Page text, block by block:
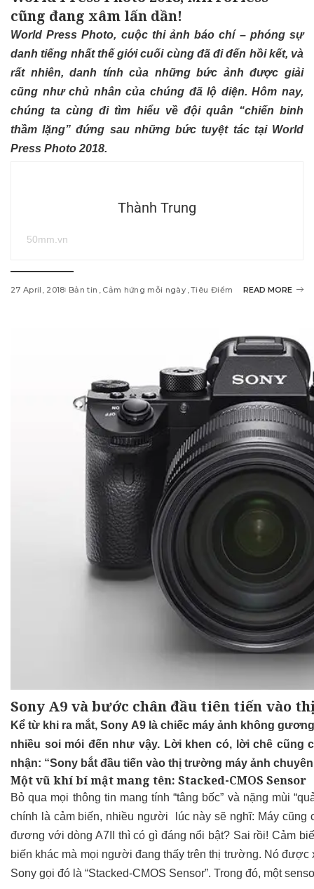
cũng đang xâm lấn dần!
World Press Photo, cuộc thi ảnh báo chí – phóng sự
danh tiếng nhất thế giới cuối cùng đã đi đến hồi kết, và
rất nhiên, danh tính của những bức ảnh được giải
cũng như chủ nhân của chúng đã lộ diện. Hôm nay,
chúng ta cùng đi tìm hiểu về đội quân “chiến binh
thầm lặng” đứng sau những bức tuyệt tác tại World
Press Photo 2018.
Thành Trung
50mm.vn
27 April, 2018 Bản tin Cảm hứng mỗi ngày Tiêu Điểm READ MORE
Sony A9 và bước chân đầu tiên tiến vào
Kể từ khi ra mắt, Sony A9 là chiếc máy ảnh không
nhiều soi mói đến như vậy. Lời khen có, lời chê
nhận: “Sony bắt đầu tiến vào thị trường máy ảnh
Một vũ khí bí mật mang tên: Stacked-CMOS Sensor
Bỏ qua mọi thông tin mang tính “tâng bốc” và nặng mùi
chính là cảm biến, nhiều người lúc này sẽ nghĩ: Máy cũng
đương với dòng A7II thì có gì đáng nổi bật? Sai rồi! Cảm
biến khác mà mọi người đang thấy trên thị trường. Nó
Sony gọi đó là “Stacked-CMOS Sensor”. Trong đó, một